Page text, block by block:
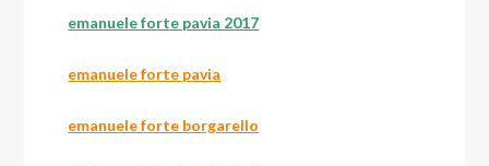
emanuele forte pavia 2017
emanuele forte pavia
emanuele forte borgarello